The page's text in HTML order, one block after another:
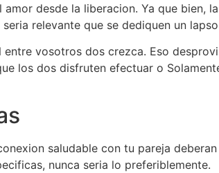
desde la liberacion. Ya que bien,
relevante que se dediquen un
vosotros dos crezca. Eso
los dos disfruten efectuar o
saludable con tu pareja
nunca seri­a lo preferiblemente.